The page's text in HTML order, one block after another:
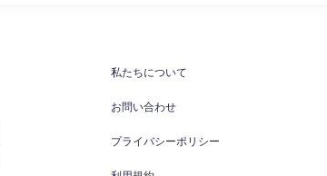
私たちについて
お問い合わせ
プライバシーポリシー